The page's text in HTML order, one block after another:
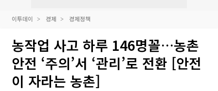
이투데이 경제 경제정책
농작업 사고 하루 146명꼴…농촌
안전 ‘주의’서 ‘관리’로 전환 [안전
이 자라는 농촌]